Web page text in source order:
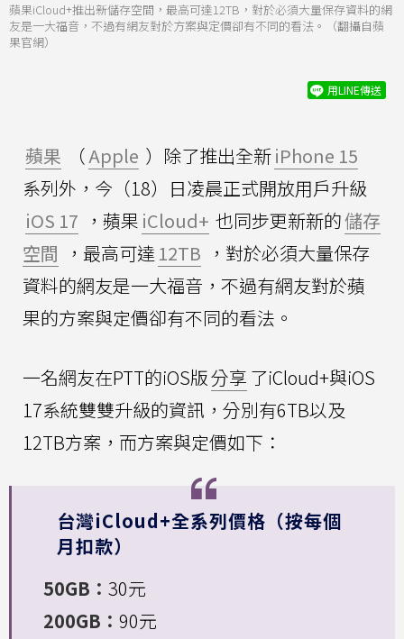
蘋果iCloud+推出新儲存空間，最高可達12TB，對於必須大量保存資料的網
友是一大福音，不過有網友對於方案與定價卻有不同的看法。（翻攝自蘋
果官網）
用LINE傳送
蘋果 （Apple ）除了推出全新iPhone 15
系列外，今（18）日凌晨正式開放用戶升級
iOS 17 ，蘋果 iCloud+ 也同步更新新的儲存
空間 ，最高可達 12TB ，對於必須大量保存
資料的網友是一大福音，不過有網友對於蘋
果的方案與定價卻有不同的看法。
一名網友在PTT的iOS版分享 了iCloud+與iOS
17系統雙雙升級的資訊，分別有6TB以及
12TB方案，而方案與定價如下：
台灣iCloud+全系列價格（按每個
月扣款）
50GB： 30元
200GB： 90元